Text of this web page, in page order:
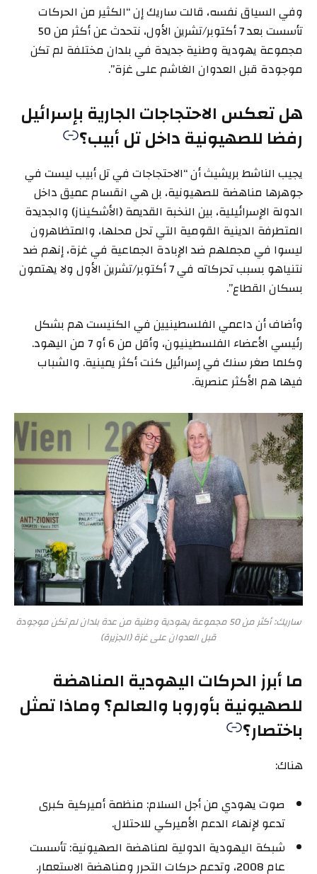
وفي السياق نفسه، قالت ساريك إن “الكثير من الحركات
تأسست بعد 7 أكتوبر/تشرين الأول، نتحدث عن أكثر من 50
مجموعة يهودية وطنية جديدة في بلدان مختلفة لم تكن
موجودة قبل العدوان الغاشم على غزة”.
هل تعكس الاحتجاجات الجارية بإسرائيل
رفضا للصهيونية داخل تل أبيب؟
يجيب الناشط بريشيث أن “الاحتجاجات في تل أبيب ليست في
جوهرها مناهضة للصهيونية، بل هي انقسام عميق داخل
الدولة الإسرائيلية، بين النخبة القديمة (الأشكيناز) والجديدة
المتطرفة الدينية القومية التي تحل محلها، والمتظاهرون
ليسوا في مجملهم ضد الإبادة الجماعية في غزة، إنهم ضد
نتنياهو بسبب تحركاته في 7 أكتوبر/تشرين الأول ولا يهتمون
بسكان القطاع”.
وأضاف أن داعمي الفلسطينيين في الكنيست هم بشكل
رئيسي الأعضاء الفلسطينيون، وأقل من 6 أو 7 من اليهود.
وكلما صغر سنك في إسرائيل كنت أكثر يمينية. والشباب
فيها هم الأكثر عنصرية.
ساريك: أكثر من 50 مجموعة يهودية وطنية من عدة بلدان لم تكن موجودة
قبل العدوان على غزة (الجزيرة)
ما أبرز الحركات اليهودية المناهضة
للصهيونية بأوروبا والعالم؟ وماذا تمثل
باختصار؟
هناك:
صوت يهودي من أجل السلام: منظمة أميركية كبرى
تدعو لإنهاء الدعم الأميركي للاحتلال.
شبكة اليهودية الدولية لمناهضة الصهيونية: تأسست
عام 2008، وتدعم حركات التحرر ومناهضة الاستعمار.